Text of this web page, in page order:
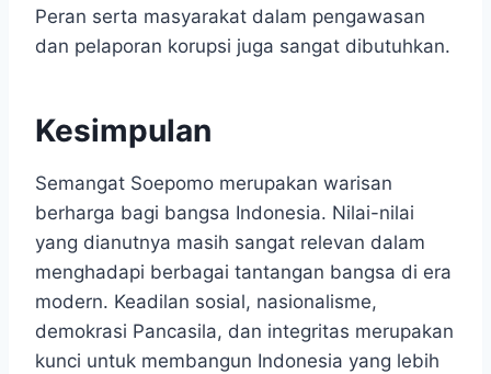
Peran serta masyarakat dalam pengawasan
dan pelaporan korupsi juga sangat dibutuhkan.
Kesimpulan
Semangat Soepomo merupakan warisan
berharga bagi bangsa Indonesia. Nilai-nilai
yang dianutnya masih sangat relevan dalam
menghadapi berbagai tantangan bangsa di era
modern. Keadilan sosial, nasionalisme,
demokrasi Pancasila, dan integritas merupakan
kunci untuk membangun Indonesia yang lebih